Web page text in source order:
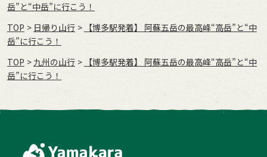
岳”と“中岳”に行こう！
TOP
日帰り山行
【博多駅発着】 阿蘇五岳の最高峰“高岳”と“中
岳”に行こう！
TOP
九州の山行
【博多駅発着】 阿蘇五岳の最高峰“高岳”と“中
岳”に行こう！